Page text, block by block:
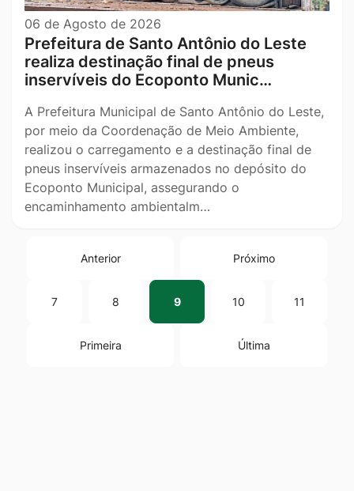
06 de Agosto de 2026
Prefeitura de Santo Antônio do Leste
realiza destinação final de pneus
inservíveis do Ecoponto Munic…
A Prefeitura Municipal de Santo Antônio do Leste,
por meio da Coordenação de Meio Ambiente,
realizou o carregamento e a destinação final de
pneus inservíveis armazenados no depósito do
Ecoponto Municipal, assegurando o
encaminhamento ambientalm…
Primeira
Anterior
7 8 9 10 11
Próximo
Última